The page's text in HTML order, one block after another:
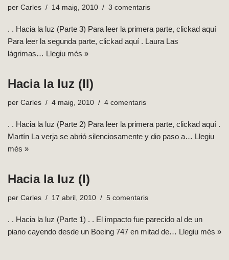
per Carles 14 maig, 2010 3 comentaris
. . Hacia la luz (Parte 3) Para leer la primera parte, clickad aquí
Para leer la segunda parte, clickad aquí . Laura Las
lágrimas… Llegiu més »
Hacia la luz (II)
per Carles 4 maig, 2010 4 comentaris
. . Hacia la luz (Parte 2) Para leer la primera parte, clickad aquí .
Martín La verja se abrió silenciosamente y dio paso a… Llegiu
més »
Hacia la luz (I)
per Carles 17 abril, 2010 5 comentaris
. . Hacia la luz (Parte 1) . . El impacto fue parecido al de un
piano cayendo desde un Boeing 747 en mitad de… Llegiu més »